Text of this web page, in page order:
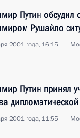
Путин обсудил
Рушайло
2001 года, 16:15
Путин принял
2001 года, 11:55